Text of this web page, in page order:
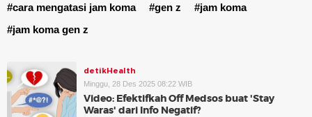
#cara mengatasi jam koma
#gen z
#jam koma
#jam koma gen z
detikHealth
Minggu, 28 Des 2025 08:22 WIB
Video: Efektifkah Off Medsos buat 'Stay
Waras' dari Info Negatif?